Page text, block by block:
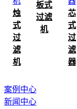
烛
式
过
滤
机
板式
过滤
机
芯
式
过
滤
器
案例中心
新闻中心